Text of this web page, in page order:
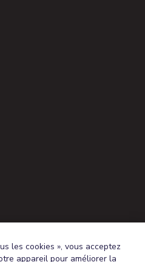
les cookies », vous acceptez
appareil pour améliorer la